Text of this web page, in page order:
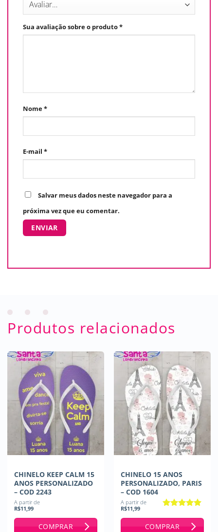
Sua avaliação sobre o produto*
Nome*
E-mail *
Salvar meus dados neste navegador para a
próxima vez que eu comentar.
Produtos relacionados
CHINELO KEEP CALM 15
ANOS PERSONALIZADO
– COD 2243
A partir de
R$11,99
COMPRAR
CHINELO 15 ANOS
PERSONALIZADO, PARIS
– COD 1604
A partir de
R$11,99
COMPRAR